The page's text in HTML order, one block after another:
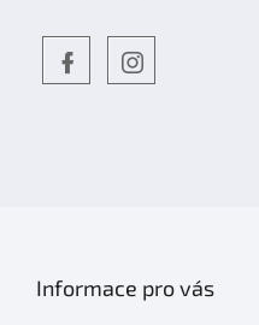
Informace pro vás